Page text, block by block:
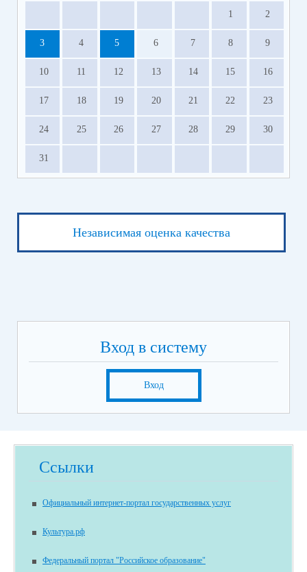
1 2
3 4 5 6 7 8 9
10 11 12 13 14 15 16
17 18 19 20 21 22 23
24 25 26 27 28 29 30
31
Независимая оценка качества
Вход в систему
Вход
Ссылки
Официальный интернет-портал государственных услуг
Культура.рф
Федеральный портал "Российское образование"